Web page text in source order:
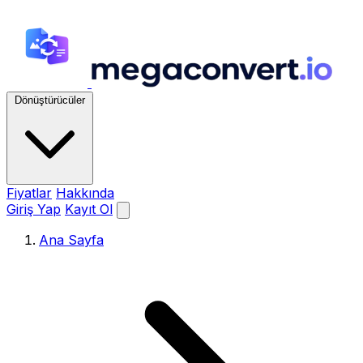
Dönüştürücüler
Fiyatlar Hakkında
Giriş Yap Kayıt Ol
Ana Sayfa